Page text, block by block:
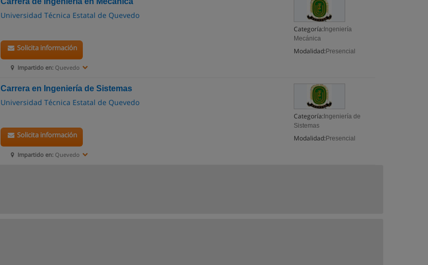
Universidad Técnica Estatal de Quevedo
Categoría: Ingeniería
Mecánica
Modalidad: Presencial
Impartido en: Quevedo
Solicita información
Carrera en Ingeniería de Sistemas
Universidad Técnica Estatal de Quevedo
Categoría: Ingeniería de
Sistemas
Modalidad: Presencial
Impartido en: Quevedo
Solicita información